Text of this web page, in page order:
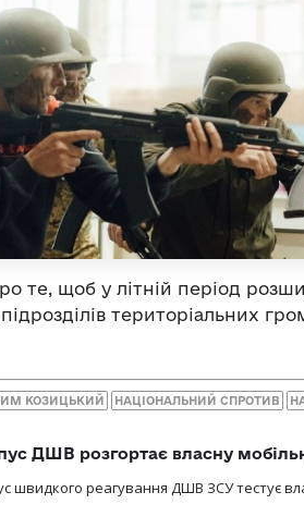
те, щоб у літній період
територіальних
КОЗИЦЬКИЙ НАЦІОНАЛЬНИЙ СПРОТИВ
ДШВ розгортає власну
швидкого реагування ДШВ ЗСУ тестує